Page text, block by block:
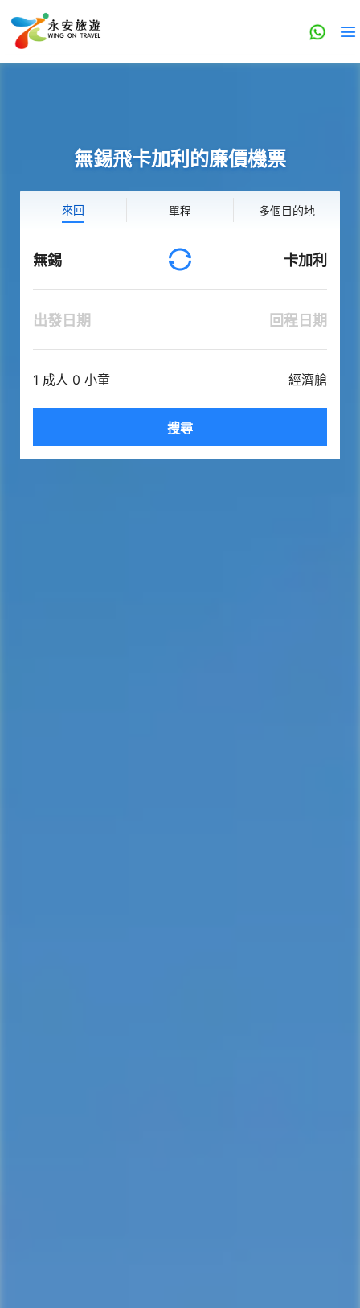
無錫飛卡加利的廉價機票
來回 單程 多個目的地
無錫 卡加利
出發日期 回程日期
1 成人 0 小童 經濟艙
搜尋